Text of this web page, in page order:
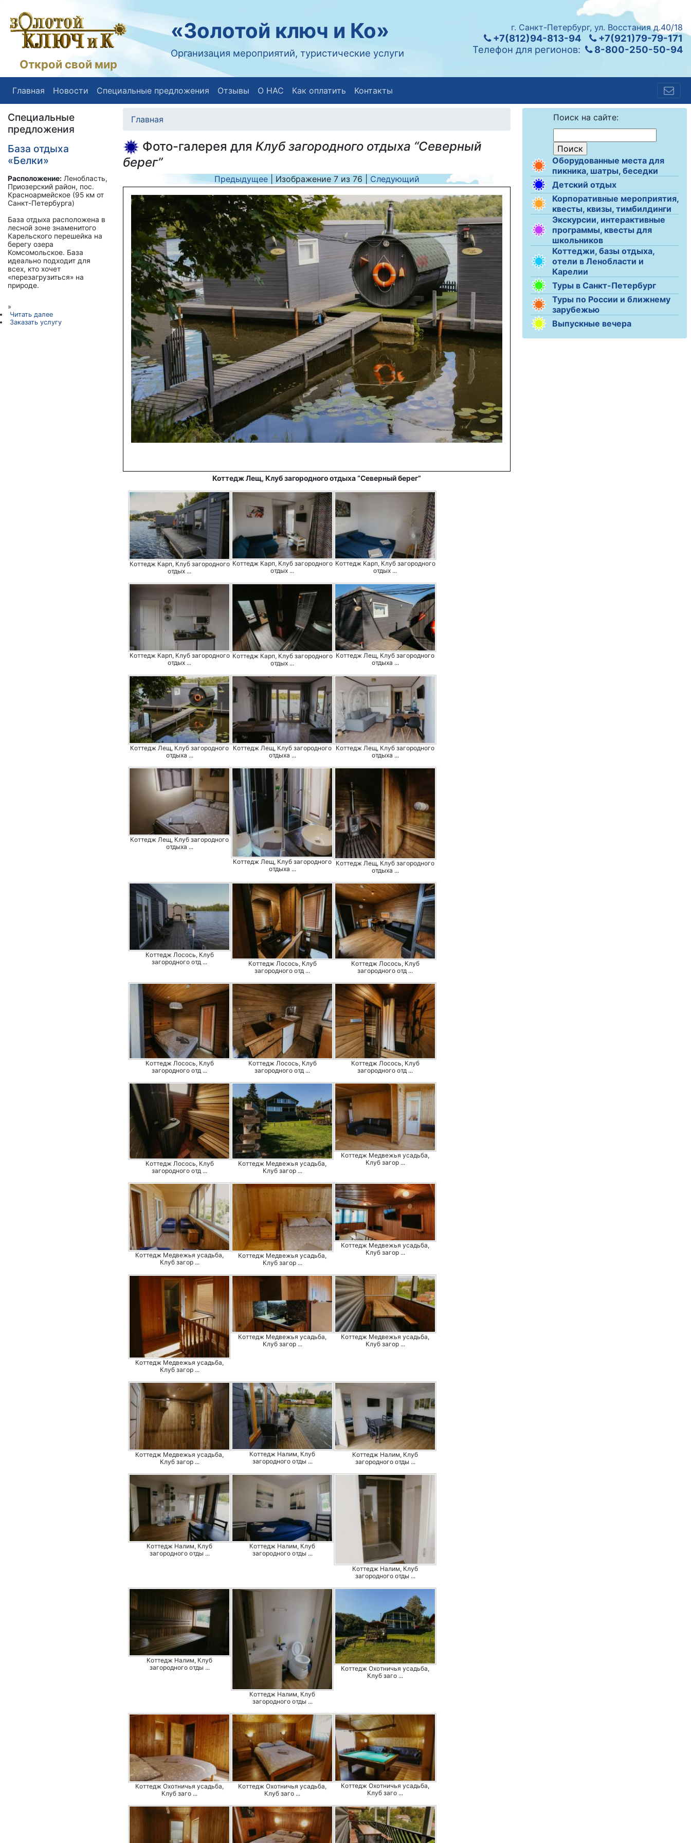
Открой свой мир
«Золотой ключ и Ко»
Организация мероприятий, туристические услуги
г. Санкт-Петербург, ул. Восстания д.40/18
+7(812)94-813-94
+7(921)79-79-171
Телефон для регионов:
8-800-250-50-94
Главная Новости Специальные предложения Отзывы О НАС Как оплатить Контакты
Поиск на сайте:
Оборудованные места для
пикника, шатры, беседки
Детский отдых
Корпоративные мероприятия,
квесты, квизы, тимбилдинги
Экскурсии, интерактивные
программы, квесты для
школьников
Коттеджи, базы отдыха,
отели в Ленобласти и
Карелии
Туры в Санкт-Петербург
Туры по России и ближнему
зарубежью
Выпускные вечера
Главная
Фото-галерея для Клуб загородного отдыха “Северный
берег”
Предыдущее| Изображение 7из 76 Следующий
Коттедж Лещ, Клуб загородного отдыха “Северный берег”
Коттедж Карп, Клуб загородного
отдых ...
Коттедж Карп, Клуб загородного
отдых ...
Коттедж Карп, Клуб загородного
отдых ...
Коттедж Карп, Клуб загородного
отдых ...
Коттедж Карп, Клуб загородного
отдых ...
Коттедж Лещ, Клуб загородного
отдыха ...
Коттедж Лещ, Клуб загородного
отдыха ...
Коттедж Лещ, Клуб загородного
отдыха ...
Коттедж Лещ, Клуб загородного
отдыха ...
Коттедж Лещ, Клуб загородного
отдыха ...
Коттедж Лещ, Клуб загородного
отдыха ...
Коттедж Лещ, Клуб загородного
отдыха ...
Коттедж Лосось, Клуб
загородного отд ...
Коттедж Лосось, Клуб
загородного отд ...
Коттедж Лосось, Клуб
загородного отд ...
Коттедж Лосось, Клуб
загородного отд ...
Коттедж Лосось, Клуб
загородного отд ...
Коттедж Лосось, Клуб
загородного отд ...
Коттедж Лосось, Клуб
загородного отд ...
Коттедж Медвежья усадьба,
Клуб загор ...
Коттедж Медвежья усадьба,
Клуб загор ...
Коттедж Медвежья усадьба,
Клуб загор ...
Коттедж Медвежья усадьба,
Клуб загор ...
Коттедж Медвежья усадьба,
Клуб загор ...
Коттедж Медвежья усадьба,
Клуб загор ...
Коттедж Медвежья усадьба,
Клуб загор ...
Коттедж Медвежья усадьба,
Клуб загор ...
Коттедж Медвежья усадьба,
Клуб загор ...
Коттедж Налим, Клуб
загородного отды ...
Коттедж Налим, Клуб
загородного отды ...
Коттедж Налим, Клуб
загородного отды ...
Коттедж Налим, Клуб
загородного отды ...
Коттедж Налим, Клуб
загородного отды ...
Коттедж Налим, Клуб
загородного отды ...
Коттедж Налим, Клуб
загородного отды ...
Коттедж Охотничья усадьба,
Клуб заго ...
Коттедж Охотничья усадьба,
Клуб заго ...
Коттедж Охотничья усадьба,
Клуб заго ...
Коттедж Охотничья усадьба,
Клуб заго ...
Специальные
предложения
База отдыха
«Белки»
Расположение: Ленобласть,
Приозерский район, пос.
Красноармейское (95 км от
Санкт-Петербурга)
База отдыха расположена в
лесной зоне знаменитого
Карельского перешейка на
берегу озера
Комсомольское. База
идеально подходит для
всех, кто хочет
«перезагрузиться» на
природе.
»
Читать далее
Заказать услугу